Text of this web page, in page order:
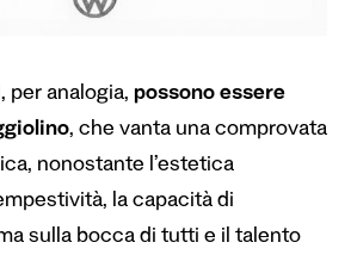
, per analogia, possono essere
, che vanta una comprovata
nonostante l’estetica
la capacità di
sulla bocca di tutti e il talento